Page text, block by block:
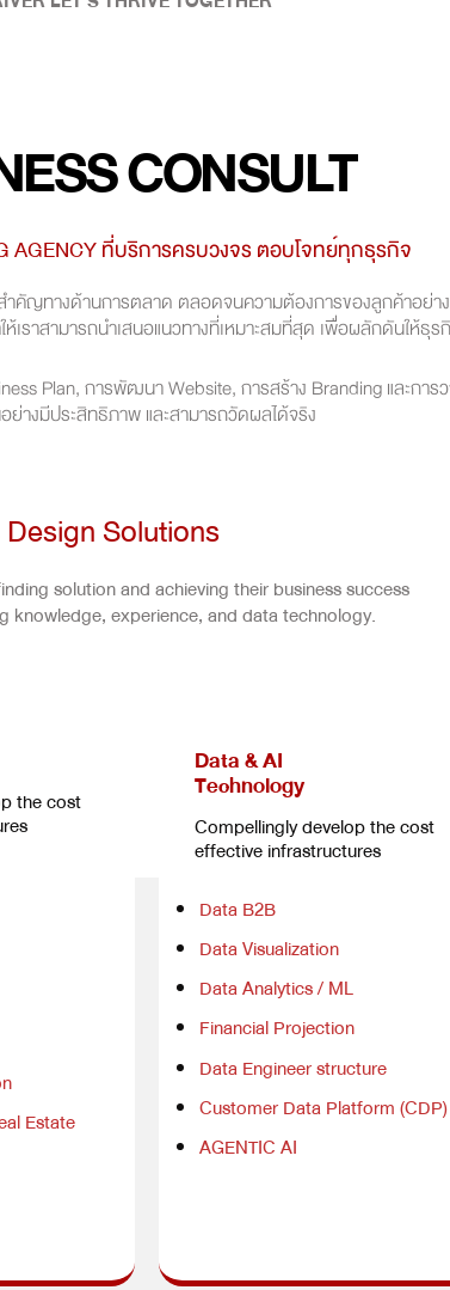
CONSULT
AGENCY ที่บริการครบวงจร ตอบโจทย์ทุกธุรกิจ
ำคัญทางด้านการตลาด ตลอดจนความต้องการของลูกค้าอย่
สามารถนำเสนอแนวทางที่เหมาะสมที่สุด เพื่อผลักดันให้ธุรกิ
Plan, การพัฒนา Website, การสร้าง Branding และการ
างมีประสิทธิภาพ และสามารถวัดผลได้จริง
Solutions
solution and achieving their business success
knowledge, experience, and data technology.
the cost
Estate
Data & AI
Technology
Compellingly develop the cost
effective infrastructures
Data B2B
Data Visualization
Data Analytics / ML
Financial Projection
Data Engineer structure
Customer Data Platform (CDP)
AGENTIC AI